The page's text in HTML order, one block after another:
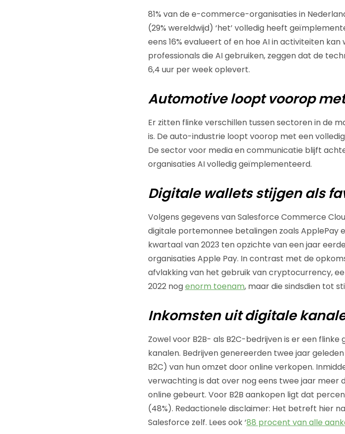
81% van de e-commerce-organisaties in
(29% wereldwijd) ‘het’ volledig heeft
eens 16% evalueert of en hoe AI in activiteiten
professionals die AI gebruiken, zeggen dat de
6,4 uur per week oplevert.
Automotive loopt voorop
Er zitten flinke verschillen tussen sectoren in de
is. De auto-industrie loopt voorop met een
De sector voor media en communicatie blijft
organisaties AI volledig geïmplementeerd.
Digitale wallets stijgen als
Volgens gegevens van Salesforce Commerce
digitale portemonnee betalingen zoals ApplePay
kwartaal van 2023 ten opzichte van een jaar
organisaties Apple Pay. In contrast met de
afvlakking van het gebruik van cryptocurrency,
2022 nogenorm toenam, maar die sindsdien tot
Inkomsten uit digitale
Zowel voor B2B- als B2C-bedrijven is er een
kanalen. Bedrijven genereerden twee jaar
B2C) van hun omzet door online verkopen.
verwachting is dat over nog eens twee jaar meer
online gebeurt. Voor B2B aankopen ligt dat
(48%). Redactionele disclaimer: Het betreft hier
Salesforce zelf. Lees ook ‘88 procent van alle